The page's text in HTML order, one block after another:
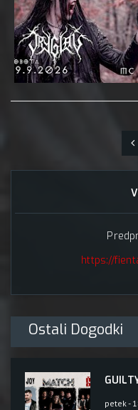
https://
Ostali Dogodki
petek -